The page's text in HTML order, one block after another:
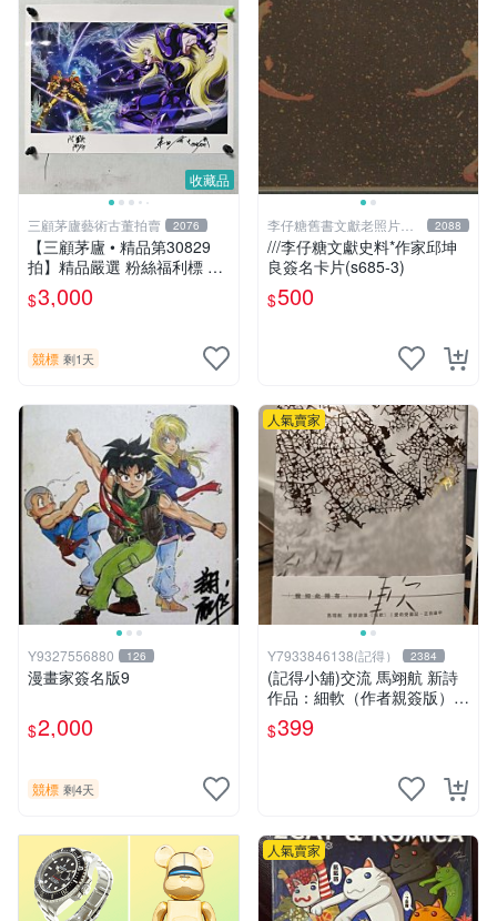
收藏品
三顧茅廬藝術古董拍賣 2076
【三顧茅廬 • 精品第30829
拍】精品嚴選 粉絲福利標 日
本動漫大師 車田正美簽名照
片《聖鬥士星矢》！ 特惠起
$3,000
競標 剩1天
李仔糖舊書文獻老照片名
人收藏館
2088
///李仔糖文獻史料*作家邱坤
良簽名卡片(s685-3)
$500
Y9327556880 126
漫畫家簽名版9
$2,000
競標 剩4天
人氣賣家
Y7933846138(記得） 2384
(記得小舖)交流 馬翊航 新詩
作品：細軟（作者親簽版）全
新 換張景嵐成語蕎張艾亞辜
莞允鄭家純等簽名寫真書
$399
人氣賣家